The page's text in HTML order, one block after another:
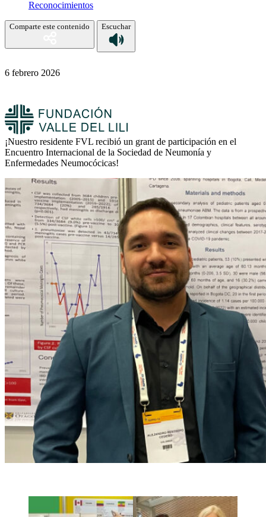
Reconocimientos
Comparte este contenido Escuchar
6 febrero 2026
¡Nuestro residente FVL recibió un grant de participación en el
Encuentro Internacional de la Sociedad de Neumonía y
Enfermedades Neumocócicas!